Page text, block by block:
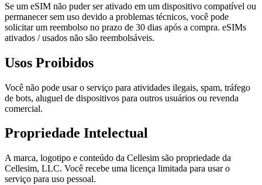
Se um eSIM não puder ser ativado em um dispositivo compatível ou
permanecer sem uso devido a problemas técnicos, você pode
solicitar um reembolso no prazo de 30 dias após a compra. eSIMs
ativados / usados não são reembolsáveis.
Usos Proibidos
Você não pode usar o serviço para atividades ilegais, spam, tráfego
de bots, aluguel de dispositivos para outros usuários ou revenda
comercial.
Propriedade Intelectual
A marca, logotipo e conteúdo da Cellesim são propriedade da
Cellesim, LLC. Você recebe uma licença limitada para usar o
serviço para uso pessoal.